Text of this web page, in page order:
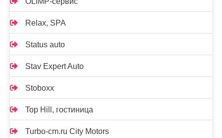
Relax, SPA
Status auto
Stav Expert Auto
Stoboxx
Top Hill, гостиница
Turbo-cm.ru City Motors